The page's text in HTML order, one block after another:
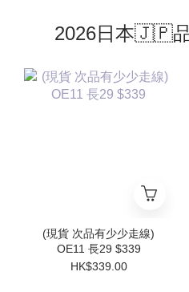
2026日本🇯🇵
(現貨 次品有少少走線)
OE11 長29 $339
HK$339.00